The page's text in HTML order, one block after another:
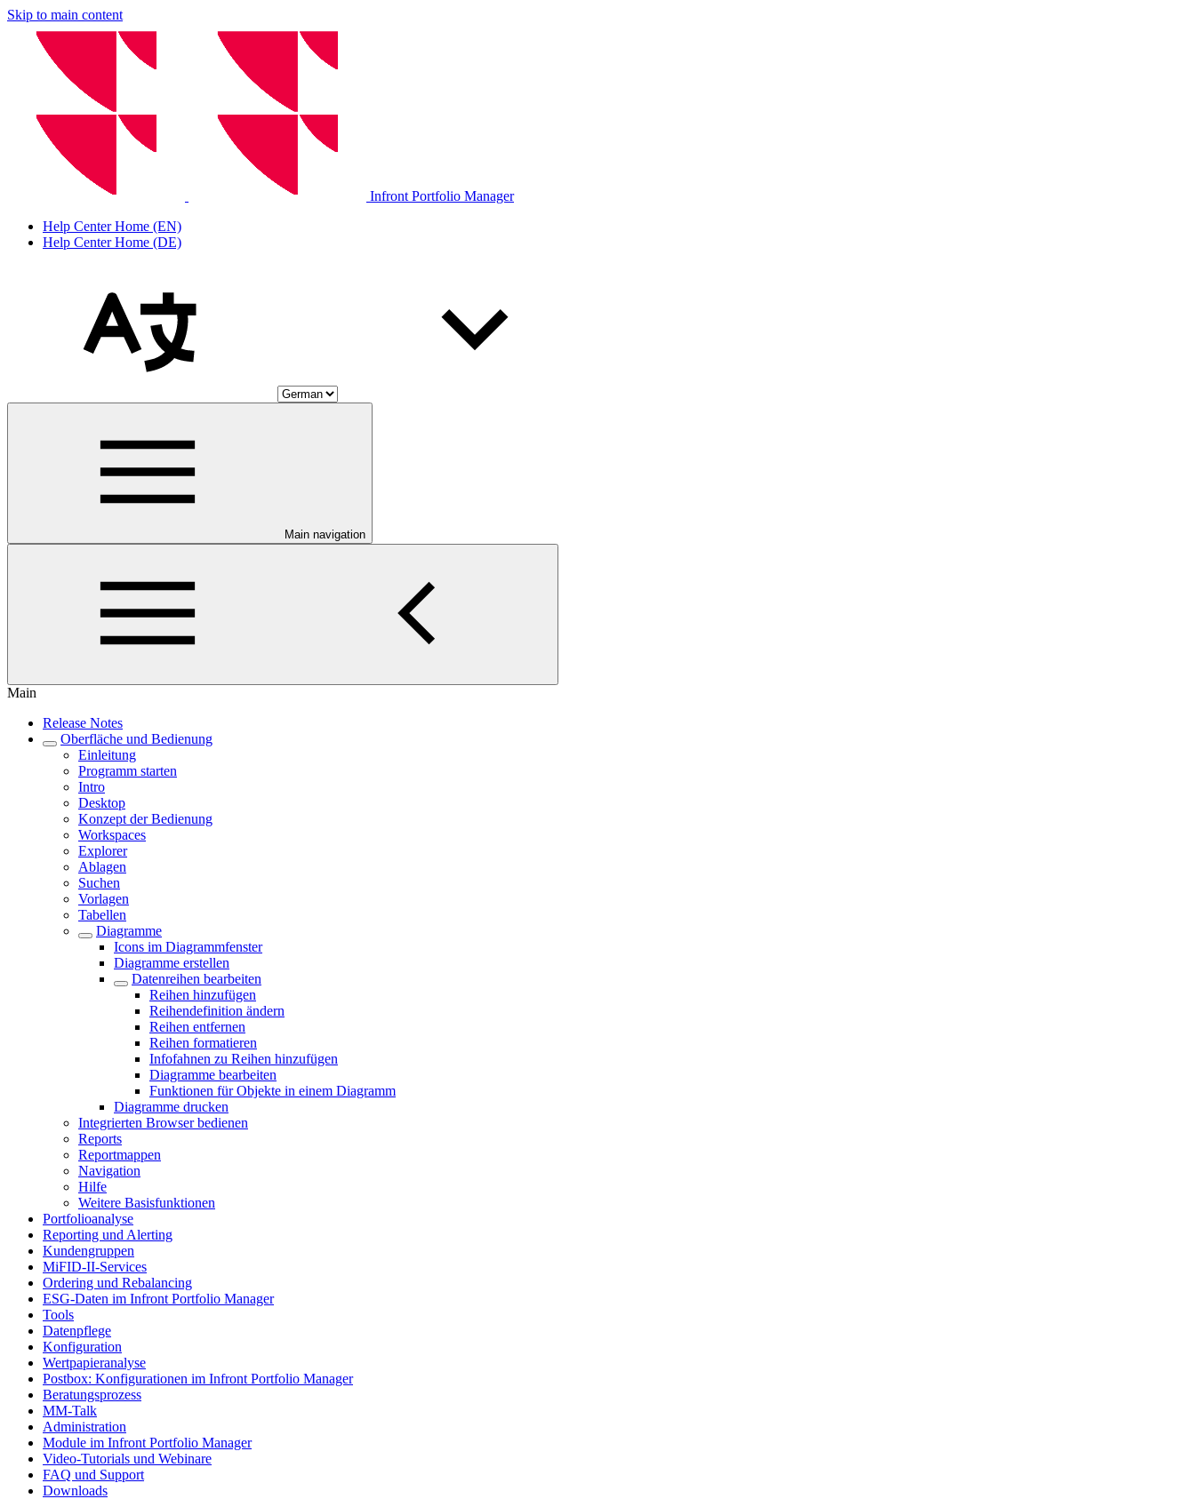
Skip to main content
Infront Portfolio Manager
Help Center Home (EN)
Help Center Home (DE)
Main navigation
Main
Release Notes
Oberfläche und Bedienung
Einleitung
Programm starten
Intro
Desktop
Konzept der Bedienung
Workspaces
Explorer
Ablagen
Suchen
Vorlagen
Tabellen
Diagramme
Icons im Diagrammfenster
Diagramme erstellen
Datenreihen bearbeiten
Reihen hinzufügen
Reihendefinition ändern
Reihen entfernen
Reihen formatieren
Infofahnen zu Reihen hinzufügen
Diagramme bearbeiten
Funktionen für Objekte in einem Diagramm
Diagramme drucken
Integrierten Browser bedienen
Reports
Reportmappen
Navigation
Hilfe
Weitere Basisfunktionen
Portfolioanalyse
Reporting und Alerting
Kundengruppen
MiFID-II-Services
Ordering und Rebalancing
ESG-Daten im Infront Portfolio Manager
Tools
Datenpflege
Konfiguration
Wertpapieranalyse
Postbox: Konfigurationen im Infront Portfolio Manager
Beratungsprozess
MM-Talk
Administration
Module im Infront Portfolio Manager
Video-Tutorials und Webinare
FAQ und Support
Downloads